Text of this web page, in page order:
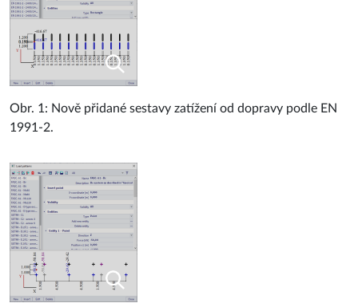
Obr. 1: Nově přidané sestavy zatížení od dopravy podle EN
1991-2.